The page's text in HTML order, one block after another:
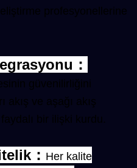
profesyonellerine
：
güvenilirliğini
akış ve aşağı akış
bir ilişki kurdu.
： Her kalite